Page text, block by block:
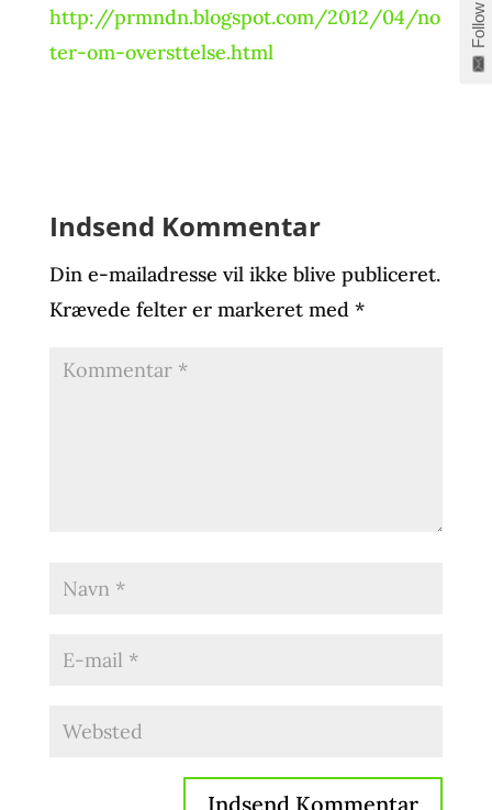
http://prmndn.blogspot.com/2012/04/no
ter-om-oversttelse.html
Indsend Kommentar
Din e-mailadresse vil ikke blive publiceret.
Krævede felter er markeret med *
Follow